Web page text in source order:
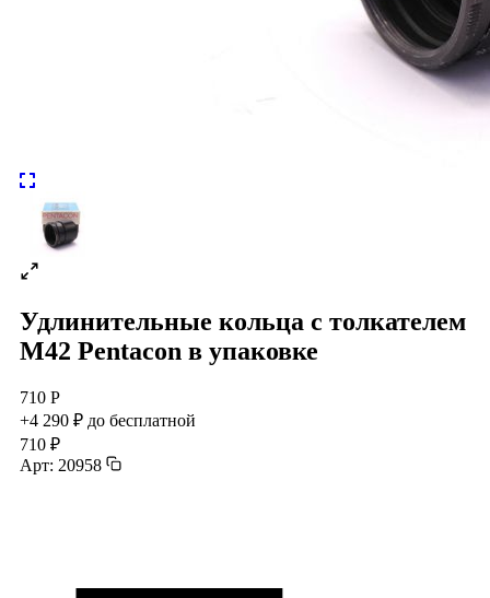
Удлинительные кольца с толкателем
М42 Pentacon в упаковке
710 Р
+4 290 ₽ до бесплатной
710 ₽
Арт: 20958